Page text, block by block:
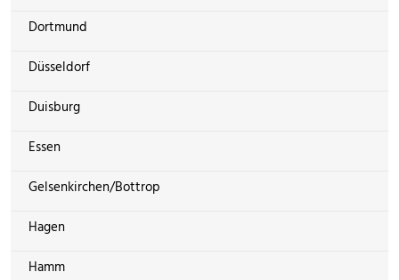
Dortmund
Düsseldorf
Duisburg
Essen
Gelsenkirchen/Bottrop
Hagen
Hamm